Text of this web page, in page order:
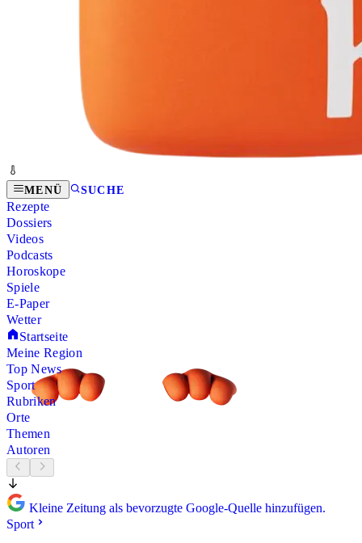
MENÜ SUCHE
Rezepte
Dossiers
Videos
Podcasts
Horoskope
Spiele
E-Paper
Wetter
Startseite
Meine Region
Top News
Sport
Rubriken
Orte
Themen
Autoren
Kleine Zeitung als bevorzugte Google-Quelle hinzufügen.
Sport